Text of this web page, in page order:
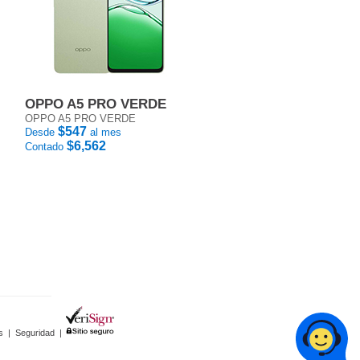
OPPO A5 PRO VERDE
OPPO A5 PRO VERDE
Desde $547 al mes
Contado $6,562
| Seguridad |